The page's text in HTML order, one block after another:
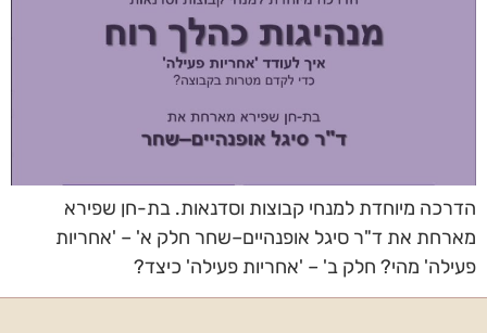
הדרכה מיוחדת למנחי קבוצות וסדנאות. בת-חן שפירא
מארחת את ד"ר סיגל אופנהיים–שחר חלק א' – 'אחריות
פעילה' מהי? חלק ב' – 'אחריות פעילה' כיצד?